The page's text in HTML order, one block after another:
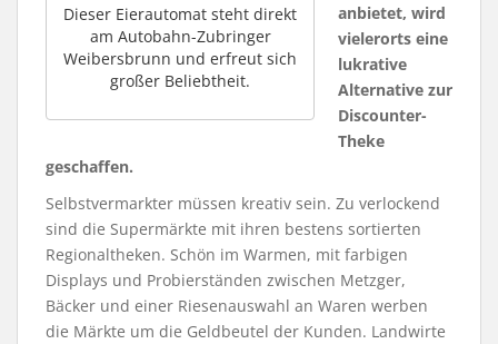
Dieser Eierautomat steht direkt
am Autobahn-Zubringer
Weibersbrunn und erfreut sich
großer Beliebtheit.
anbietet, wird
vielerorts eine
lukrative
Alternative zur
Discounter-
Theke
geschaffen.
Selbstvermarkter müssen kreativ sein. Zu verlockend
sind die Supermärkte mit ihren bestens sortierten
Regionaltheken. Schön im Warmen, mit farbigen
Displays und Probierständen zwischen Metzger,
Bäcker und einer Riesenauswahl an Waren werben
die Märkte um die Geldbeutel der Kunden. Landwirte